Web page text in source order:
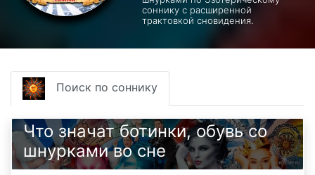
соннику с расширенной
трактовкой сновидения.
Поиск по соннику
Что значат ботинки, обувь со
шнурками во сне